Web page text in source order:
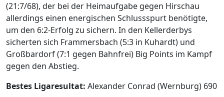
(21:7/68), der bei der Heimaufgabe gegen Hirschau
allerdings einen energischen Schlussspurt benötigte,
um den 6:2-Erfolg zu sichern. In den Kellerderbys
sicherten sich Frammersbach (5:3 in Kuhardt) und
Großbardorf (7:1 gegen Bahnfrei) Big Points im Kampf
gegen den Abstieg.
Bestes Ligaresultat: Alexander Conrad (Wernburg) 690